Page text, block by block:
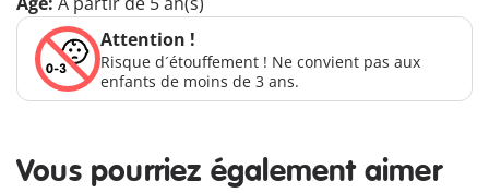
Attention !
Risque d´étouffement ! Ne convient pas aux
enfants de moins de 3 ans.
Vous pourriez également aimer